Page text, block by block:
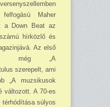
Maher
a Down Beat az
hírközlő és
Az első
még „A
szerepelt, ami
„A muzsikusok
változott. A 70-es
súlyos